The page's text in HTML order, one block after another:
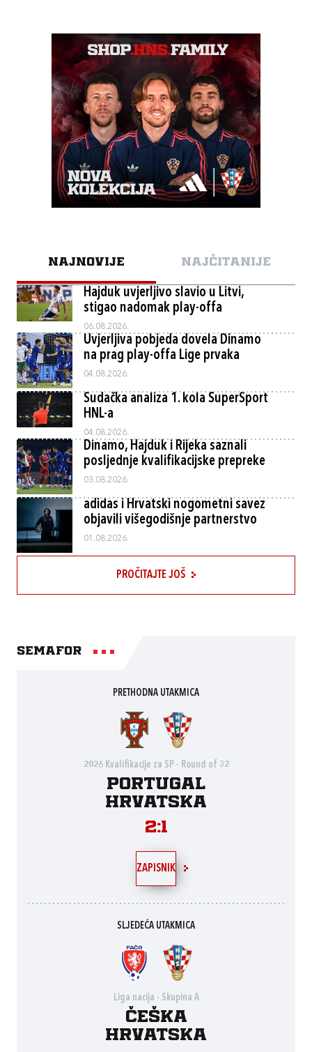
NAJNOVIJE NAJČITANIJE
Hajduk uvjerljivo slavio u Litvi,
stigao nadomak play-offa
06.08.2026.
Uvjerljiva pobjeda dovela Dinamo
na prag play-offa Lige prvaka
04.08.2026.
Sudačka analiza 1. kola SuperSport
HNL-a
04.08.2026.
Dinamo, Hajduk i Rijeka saznali
posljednje kvalifikacijske prepreke
03.08.2026.
adidas i Hrvatski nogometni savez
objavili višegodišnje partnerstvo
01.08.2026.
PROČITAJTE JOŠ
Semafor
PRETHODNA UTAKMICA
2026 Kvalifikacije za SP - Round of 32
Portugal
Hrvatska
2:1
ZAPISNIK
SLJEDEĆA UTAKMICA
Liga nacija - Skupina A
Češka
Hrvatska